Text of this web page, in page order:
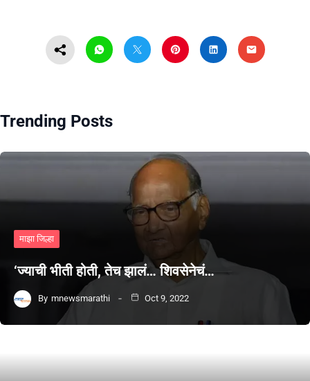
Trending Posts
माझा जिल्हा
‘ज्याची भीती होती, तेच झालं… शिवसेनेचं…
By mnewsmarathi Oct 9, 2022